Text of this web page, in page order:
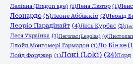
Леліана (Dragon age) (1)Лена Лютор (1)
Леонардо (5)Леоне Аббаккіо (2)Леонід
Леоріо Парадінайт (4)Лесь Курбас (2)
Леся Українка (1)Леґолас (Legolas) (0)
Ллойд Монгомері Гармадон (1)Ло Бінхе
Лойд Форджер (1)Локі (Loki) (24)Лорд